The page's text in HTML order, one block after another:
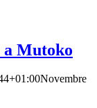
Mutoko
Novembre